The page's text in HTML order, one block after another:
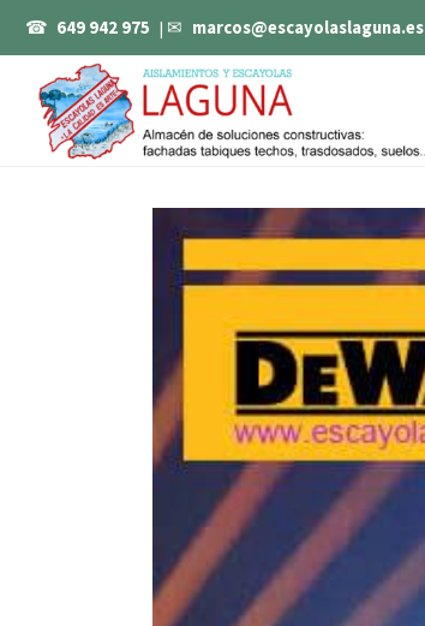
☎ 649 942 975 | ✉ marcos@escayolaslaguna.es